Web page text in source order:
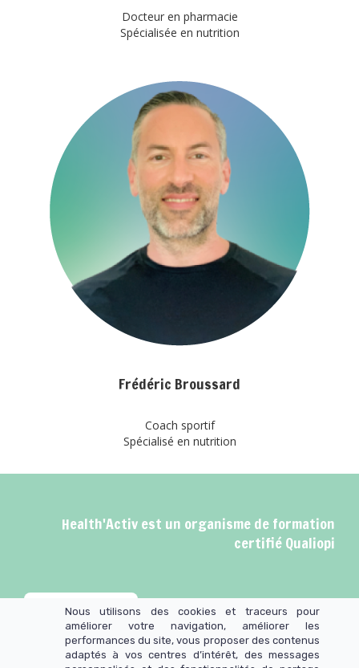
Docteur en pharmacie
Spécialisée en nutrition
Frédéric Broussard
Coach sportif
Spécialisé en nutrition
Health'Activ est un organisme de formation
certifié Qualiopi
Nous utilisons des cookies et traceurs pour
améliorer votre navigation, améliorer les
performances du site, vous proposer des contenus
adaptés à vos centres d’intérêt, des messages